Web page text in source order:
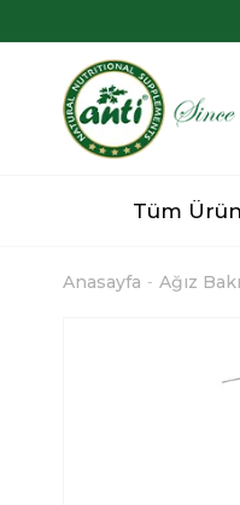
Tüm
Anasayfa Ağız